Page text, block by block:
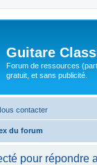
Guitare
Forum de ressources
gratuit, et sans publicité.
contacter
du forum
pour répondre